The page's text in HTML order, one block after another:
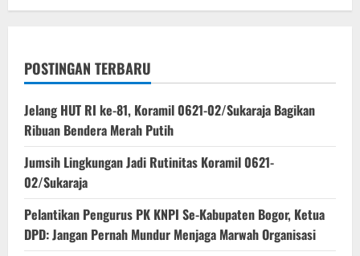
POSTINGAN TERBARU
Jelang HUT RI ke-81, Koramil 0621-02/Sukaraja Bagikan
Ribuan Bendera Merah Putih
Jumsih Lingkungan Jadi Rutinitas Koramil 0621-
02/Sukaraja
Pelantikan Pengurus PK KNPI Se-Kabupaten Bogor, Ketua
DPD: Jangan Pernah Mundur Menjaga Marwah Organisasi